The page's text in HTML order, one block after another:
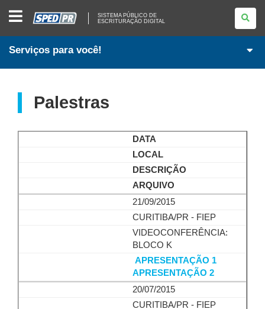
PÚBLICO
DE
ESCRITURAÇÃO
SISTEMA PÚBLICO DE
ESCRITURAÇÃO DIGITAL
Serviços para você!
Palestras
DATA
LOCAL
DESCRIÇÃO
ARQUIVO
21/09/2015
CURITIBA/PR - FIEP
VIDEOCONFERÊNCIA:
BLOCO K
APRESENTAÇÃO 1
APRESENTAÇÃO 2
20/07/2015
CURITIBA/PR - FIEP